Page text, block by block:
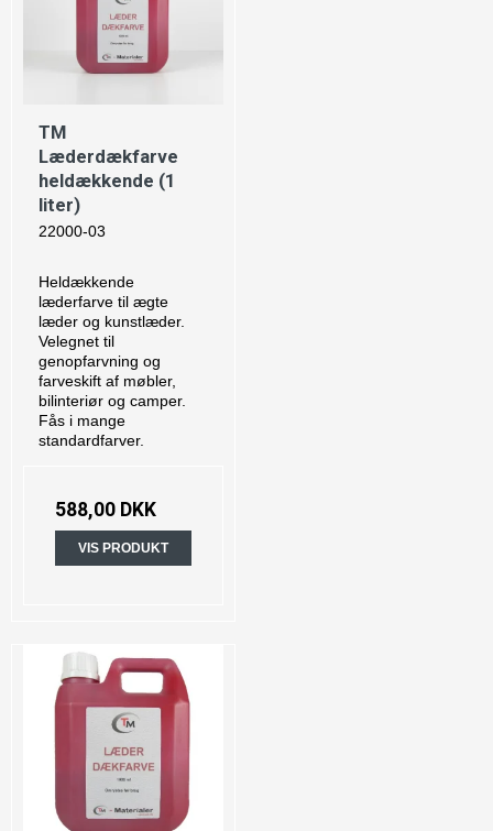
TM
Læderdækfarve
heldækkende (1
liter)
22000-03
Heldækkende
læderfarve til ægte
læder og kunstlæder.
Velegnet til
genopfarvning og
farveskift af møbler,
bilinteriør og camper.
Fås i mange
standardfarver.
588,00 DKK
VIS PRODUKT